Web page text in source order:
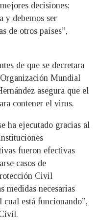
decisiones;
y debemos ser
de otros países”,
de que se decretara
Mundial
asegura que el
contener el virus.
ha ejecutado gracias al
fueron efectivas
casos de
Civil
medidas necesarias
está funcionando”,